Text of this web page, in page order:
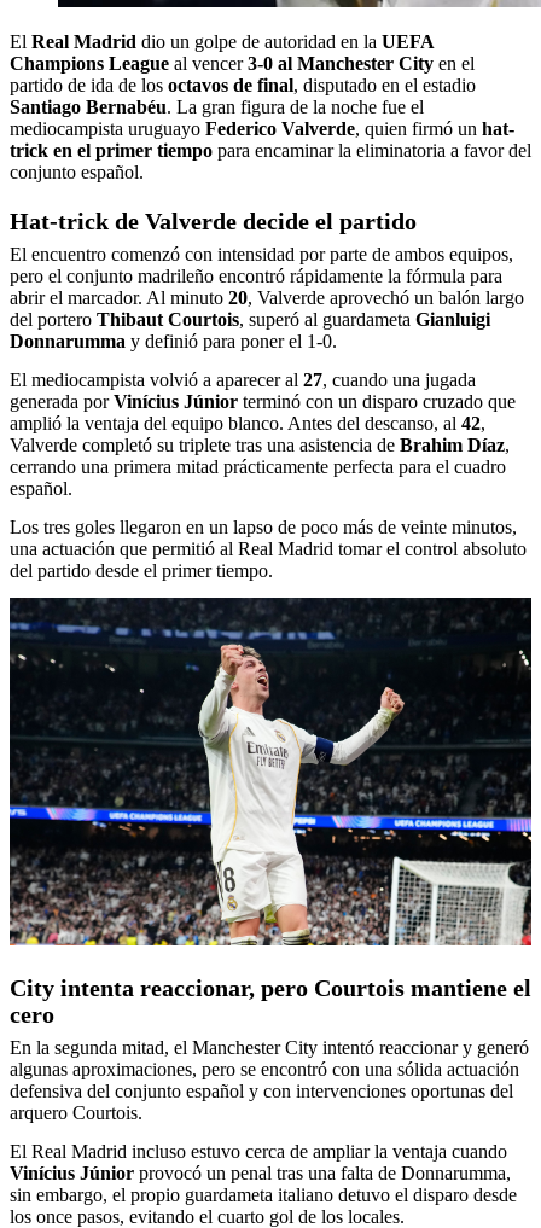
El Real Madrid dio un golpe de autoridad en la UEFA
Champions League al vencer3-0 al Manchester City en el
partido de ida de los octavos de final, disputado en el estadio
Santiago Bernabéu. La gran figura de la noche fue el
mediocampista uruguayo Federico Valverde, quien firmó un hat-
trick en el primer tiempo para encaminar la eliminatoria a favor del
conjunto español.
Hat-trick de Valverde decide el partido
El encuentro comenzó con intensidad por parte de ambos equipos,
pero el conjunto madrileño encontró rápidamente la fórmula para
abrir el marcador. Al minuto 20, Valverde aprovechó un balón largo
del portero Thibaut Courtois, superó al guardameta Gianluigi
Donnarumma y definió para poner el 1-0.
El mediocampista volvió a aparecer al 27, cuando una jugada
generada porVinícius Júnior terminó con un disparo cruzado que
amplió la ventaja del equipo blanco. Antes del descanso, al 42,
Valverde completó su triplete tras una asistencia de Brahim Díaz,
cerrando una primera mitad prácticamente perfecta para el cuadro
español.
Los tres goles llegaron en un lapso de poco más de veinte minutos,
una actuación que permitió al Real Madrid tomar el control absoluto
del partido desde el primer tiempo.
City intenta reaccionar, pero Courtois mantiene el
cero
En la segunda mitad, el Manchester City intentó reaccionar y generó
algunas aproximaciones, pero se encontró con una sólida actuación
defensiva del conjunto español y con intervenciones oportunas del
arquero Courtois.
El Real Madrid incluso estuvo cerca de ampliar la ventaja cuando
Vinícius Júnior provocó un penal tras una falta de Donnarumma,
sin embargo, el propio guardameta italiano detuvo el disparo desde
los once pasos, evitando el cuarto gol de los locales.